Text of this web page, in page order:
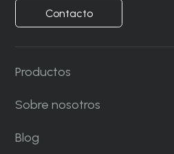
Contacto
Productos
Sobre nosotros
Blog